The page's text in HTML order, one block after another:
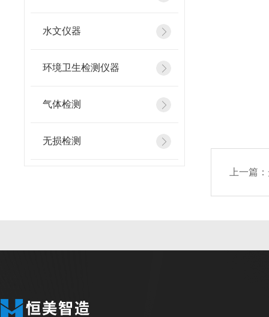
水文仪器
环境卫生检测仪器
气体检测
无损检测
上一篇：